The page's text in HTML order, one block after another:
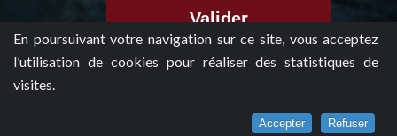
En poursuivant votre navigation sur ce site, vous acceptez
l’utilisation de cookies pour réaliser des statistiques de
visites.
Accepter Refuser